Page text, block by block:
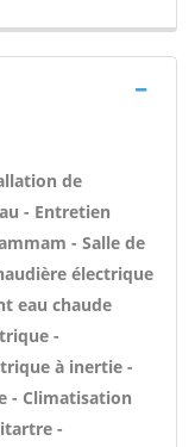
de
- Entretien
- Salle de
électrique
eau chaude
-
à inertie -
- Climatisation
-